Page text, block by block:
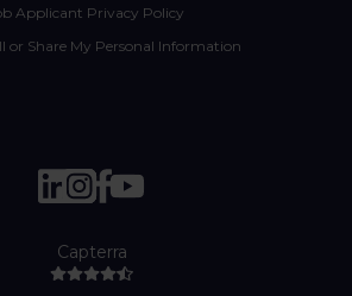
Applicant Privacy Policy
or Share My Personal Information
Capterra